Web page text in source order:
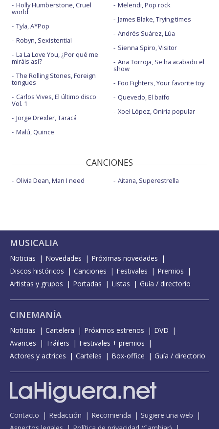
Holly Humberstone, Cruel
world
Tyla, A*Pop
Robyn, Sexistential
La La Love You, ¿Por qué me
miráis así?
The Rolling Stones, Foreign
tongues
Carlos Vives, El último disco
Vol. 1
Jorge Drexler, Taracá
Malú, Quince
Melendi, Pop rock
James Blake, Trying times
Andrés Suárez, Lúa
Sienna Spiro, Visitor
Ana Torroja, Se ha acabado el
show
Foo Fighters, Your favorite toy
Quevedo, El baifo
Xoel López, Oniria popular
CANCIONES
Olivia Dean, Man I need Aitana, Superestrella
MUSICALIA
Noticias Novedades
Próximas novedades
Discos históricos
Canciones Festivales
Premios
Artistas y grupos
Portadas Listas Guía / directorio
CINEMANÍA
Noticias Cartelera Próximos estrenos
DVD
Avances
Tráilers
Festivales + premios
Actores y actrices
Carteles Box-office Guía / directorio
Contacto Redacción Recomienda
Sugiere una web